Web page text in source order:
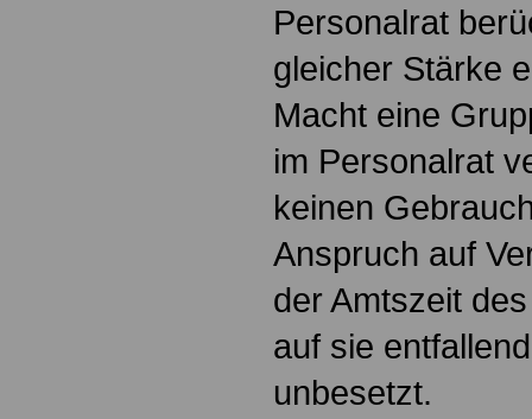
Personalrat
gleicher Stärke
Macht eine
im Personalrat
keinen
Anspruch auf
der Amtszeit
auf sie
unbesetzt.